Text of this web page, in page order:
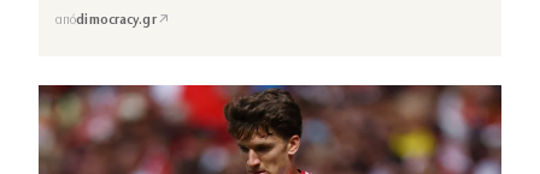
απόdimocracy.gr↗